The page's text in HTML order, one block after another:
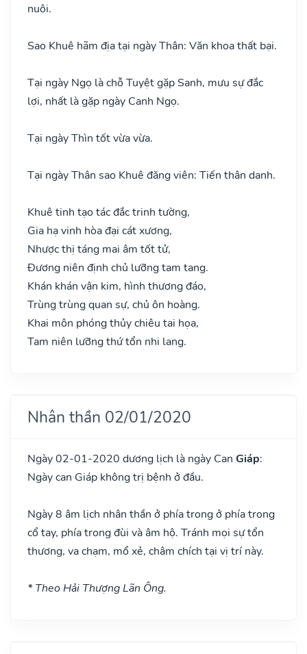
nuôi.
Sao Khuê hãm địa tại ngày Thân: Văn khoa thất bại.
Tại ngày Ngọ là chỗ Tuyệt gặp Sanh, mưu sự đắc
lợi, nhất là gặp ngày Canh Ngọ.
Tại ngày Thìn tốt vừa vừa.
Tại ngày Thân sao Khuê đăng viên: Tiến thân danh.
Khuê tinh tạo tác đắc trinh tường,
Gia hạ vinh hòa đại cát xương,
Nhược thị táng mai âm tốt tử,
Đương niên định chủ lưỡng tam tang.
Khán khán vận kim, hình thương đáo,
Trùng trùng quan sự, chủ ôn hoàng.
Khai môn phóng thủy chiêu tai họa,
Tam niên lưỡng thứ tổn nhi lang.
Nhân thần 02/01/2020
Ngày 02-01-2020 dương lịch là ngày Can Giáp:
Ngày can Giáp không trị bệnh ở đầu.
Ngày 8 âm lịch nhân thần ở phía trong ở phía trong
cổ tay, phía trong đùi và âm hộ. Tránh mọi sự tổn
thương, va chạm, mổ xẻ, châm chích tại vị trí này.
* Theo Hải Thượng Lãn Ông.